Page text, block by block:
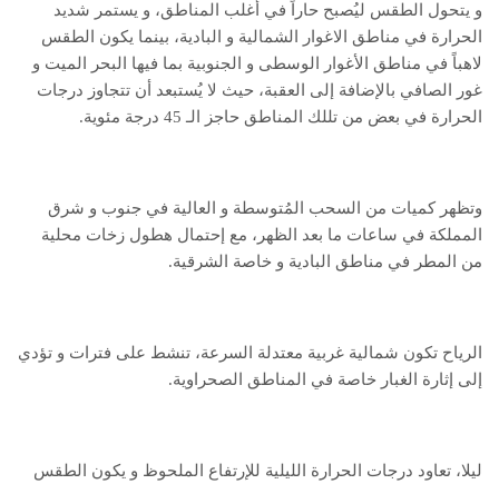
و يتحول الطقس ليُصبح حاراً في أغلب المناطق، و يستمر شديد
الحرارة في مناطق الاغوار الشمالية و البادية، بينما يكون الطقس
لاهباً في مناطق الأغوار الوسطى و الجنوبية بما فيها البحر الميت و
غور الصافي بالإضافة إلى العقبة، حيث لا يُستبعد أن تتجاوز درجات
الحرارة في بعض من تللك المناطق حاجز الـ 45 درجة مئوية.
وتظهر كميات من السحب المُتوسطة و العالية في جنوب و شرق
المملكة في ساعات ما بعد الظهر، مع إحتمال هطول زخات محلية
من المطر في مناطق البادية و خاصة الشرقية.
الرياح تكون شمالية غربية معتدلة السرعة، تنشط على فترات و تؤدي
إلى إثارة الغبار خاصة في المناطق الصحراوية.
ليلا، تعاود درجات الحرارة الليلية للإرتفاع الملحوظ و يكون الطقس